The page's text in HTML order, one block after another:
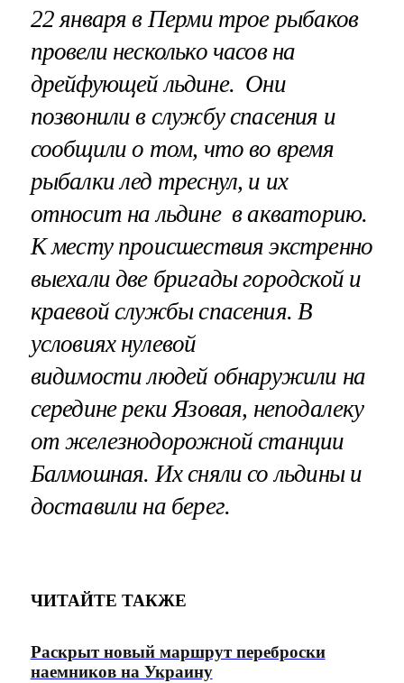
22 января в Перми трое рыбаков
провели несколько часов на
дрейфующей льдине. Они
позвонили в службу спасения и
сообщили о том, что во время
рыбалки лед треснул, и их
относит на льдине в акваторию.
К месту происшествия экстренно
выехали две бригады городской и
краевой службы спасения. В
условиях нулевой
видимости людей обнаружили на
середине реки Язовая, неподалеку
от железнодорожной станции
Балмошная. Их сняли со льдины и
доставили на берег.
ЧИТАЙТЕ ТАКЖЕ
Раскрыт новый маршрут переброски
наемников на Украину